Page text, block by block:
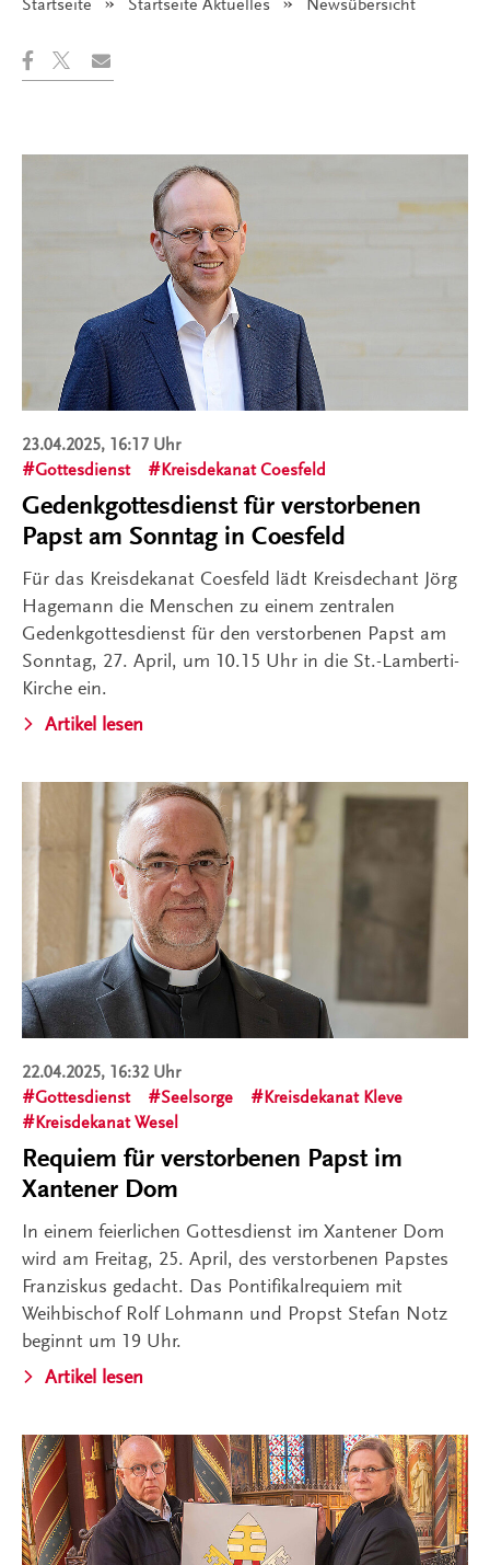
Startseite Startseite Aktuelles Angezeigt:
Newsübersicht
23.04.2025, 16:17 Uhr
Gottesdienst
Kreisdekanat Coesfeld
Gedenkgottesdienst für verstorbenen
Papst am Sonntag in Coesfeld
Für das Kreisdekanat Coesfeld lädt Kreisdechant Jörg
Hagemann die Menschen zu einem zentralen
Gedenkgottesdienst für den verstorbenen Papst am
Sonntag, 27. April, um 10.15 Uhr in die St.-Lamberti-
Kirche ein.
Artikel lesen
22.04.2025, 16:32 Uhr
Gottesdienst
Seelsorge
Kreisdekanat Kleve
Kreisdekanat Wesel
Requiem für verstorbenen Papst im
Xantener Dom
In einem feierlichen Gottesdienst im Xantener Dom
wird am Freitag, 25. April, des verstorbenen Papstes
Franziskus gedacht. Das Pontifikalrequiem mit
Weihbischof Rolf Lohmann und Propst Stefan Notz
beginnt um 19 Uhr.
Artikel lesen